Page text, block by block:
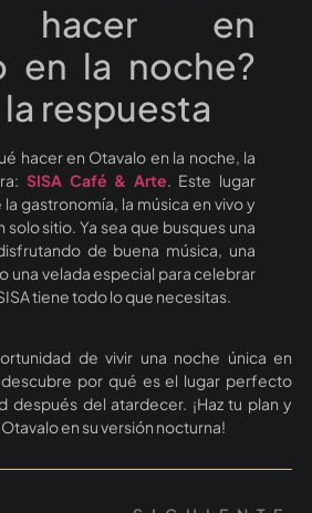
hacer en
en la noche?
la respuesta
hacer en Otavalo en la noche, la
SISA Café & Arte. Este lugar
gastronomía, la música en vivo y
solo sitio. Ya sea que busques una
de buena música, una
una velada especial para celebrar
tiene todo lo que necesitas.
de vivir una noche única en
descubre por qué es el lugar perfecto
después del atardecer. ¡Haz tu plan y
en su versión nocturna!